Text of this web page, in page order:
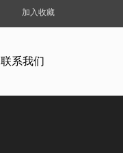
加入收藏
联系我们